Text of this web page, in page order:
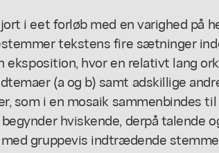
i eet forløb med en varighed på
tekstens fire sætninger
hvor en relativt lang
(a og b) samt adskillige
som i en mosaik sammenbindes
hviskende, derpå talende
gruppevis indtrædende